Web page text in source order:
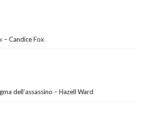
– Candice Fox
dell’assassino – Hazell Ward